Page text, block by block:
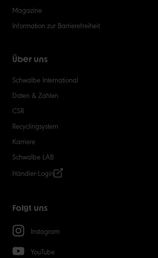
Magazine
Information zur Barrierefreiheit
Über uns
Schwalbe International
Daten & Zahlen
CSR
Recyclingsystem
Karriere
Schwalbe LAB
Händler-Login
Folgt uns
Instagram
YouTube